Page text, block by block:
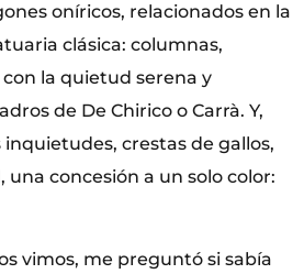
oníricos, relacionados en la
clásica: columnas,
la quietud serena y
de De Chirico o Carrà. Y,
crestas de gallos,
concesión a un solo color:
vimos, me preguntó si sabía